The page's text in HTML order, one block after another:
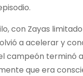
con Zayas
a acelerar y
campeón
que era